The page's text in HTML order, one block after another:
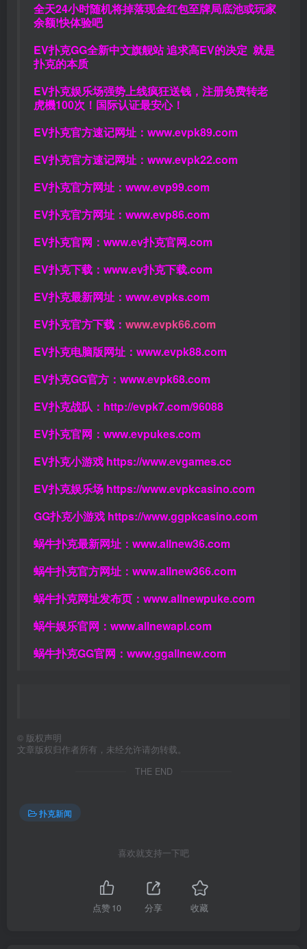
全天24小时随机将掉落现金红包至牌局底池或玩家
余额!快体验吧
EV扑克GG全新中文旗舰站追求高EV的决定 就是
扑克的本质
EV扑克娱乐场强势上线疯狂送钱，注册免费转老
虎機100次！国际认证最安心！
EV扑克官方速记网址： www.evpk89.com
EV扑克官方速记网址： www.evpk22.com
EV扑克官方网址： www.evp99.com
EV扑克官方网址： www.evp86.com
EV扑克官网： www.ev扑克官网.com
EV扑克下载： www.ev扑克下载.com
EV扑克最新网址： www.evpks.com
EV扑克官方下载： www.evpk66.com
EV扑克电脑版网址： www.evpk88.com
EV扑克GG官方： www.evpk68.com
EV扑克战队： http://evpk7.com/96088
EV扑克官网： www.evpukes.com
EV扑克小游戏 https://www.evgames.cc
EV扑克娱乐场 https://www.evpkcasino.com
GG扑克小游戏 https://www.ggpkcasino.com
蜗牛扑克最新网址： www.allnew36.com
蜗牛扑克官方网址： www.allnew366.com
蜗牛扑克网址发布页： www.allnewpuke.com
蜗牛娱乐官网： www.allnewapl.com
蜗牛扑克GG官网： www.ggallnew.com
© 版权声明
文章版权归作者所有，未经允许请勿转载。
THE END
扑克新闻
喜欢就支持一下吧
点赞10 分享 收藏